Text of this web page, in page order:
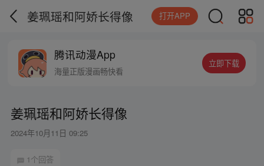
姜珮瑶和阿娇长得像 打开APP
腾讯动漫App
海量正版漫画畅快看
立即下载
姜珮瑶和阿娇长得像
2024年10月11日 09:25
1个回答